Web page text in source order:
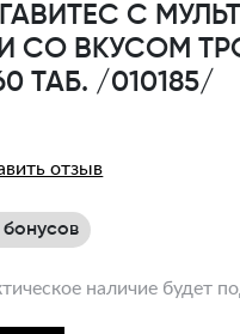
С
СО ВКУСОМ
ТАБ. /010185/
отзыв
бонусов
наличие будет